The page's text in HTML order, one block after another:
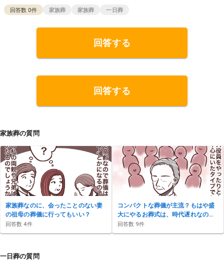
回答数 0件 家族葬 家族葬 一日葬
回答する
回答する
家族葬の質問
家族葬なのに、会ったことのない妻
の祖母の葬儀に行ってもいい？
回答数4件
コンパクトな葬儀が主流？もはや盛
大にやるお葬式は、時代遅れなの
か？
回答数 9件
一日葬の質問